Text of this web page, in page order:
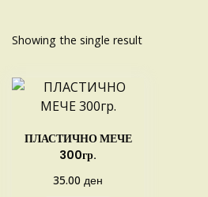
Showing the single result
ПЛАСТИЧНО МЕЧЕ
300гр.
35.00ден